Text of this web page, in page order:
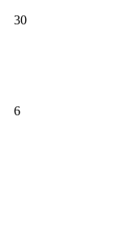
30
6